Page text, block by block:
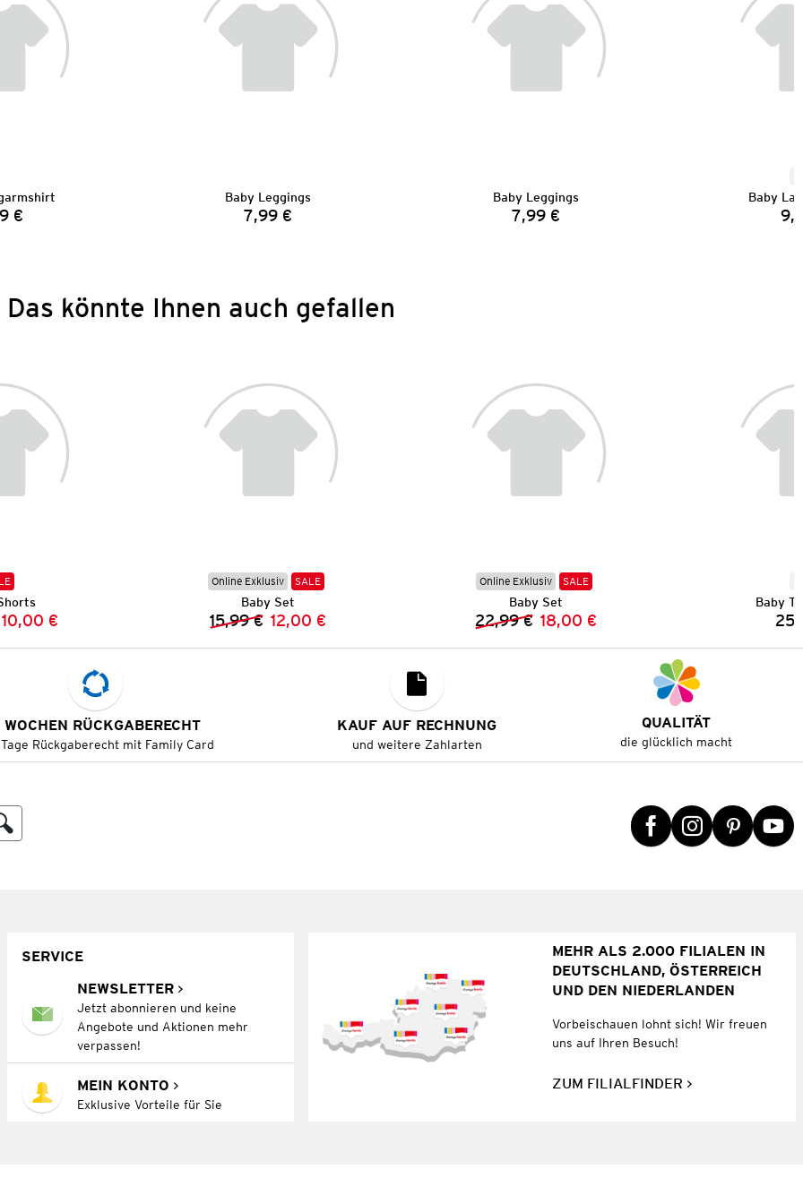
€
Baby Leggings
Preis:
7,99 €
Baby Leggings
Preis:
7,99 €
Baby
Das könnte Ihnen auch gefallen
Preis:
Preis:
10,00 €
Online Exklusiv SALE
Baby Set
Vorheriger Preis:
15,99 € Neuer Preis:
12,00 €
Online Exklusiv SALE
Baby Set
Vorheriger Preis:
22,99 € Neuer Preis:
18,00 €
Baby
RÜCKGABERECHT
Rückgaberecht mit Family Card
KAUF AUF RECHNUNG
und weitere Zahlarten
QUALITÄT
die glücklich macht
SERVICE
NEWSLETTER
Jetzt abonnieren und keine
Angebote und Aktionen mehr
verpassen!
MEIN KONTO
Exklusive Vorteile für Sie
MEHR ALS 2.000 FILIALEN IN
DEUTSCHLAND, ÖSTERREICH
UND DEN NIEDERLANDEN
Vorbeischauen lohnt sich! Wir freuen
uns auf Ihren Besuch!
ZUM FILIALFINDER